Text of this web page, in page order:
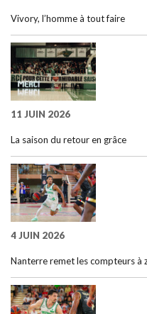
Vivory, l’homme à tout faire
11 JUIN 2026
La saison du retour en grâce
4 JUIN 2026
Nanterre remet les compteurs à